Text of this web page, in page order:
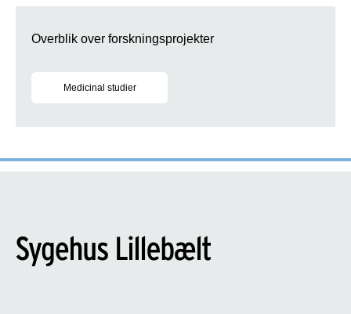
Overblik over forskningsprojekter
Medicinal studier